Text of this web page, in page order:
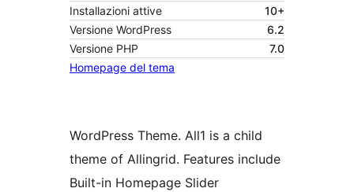
Installazioni attive
10+
Versione WordPress
6.2
Versione PHP
7.0
Homepage del tema
WordPress Theme. All1 is a child
theme of Allingrid. Features include
Built-in Homepage Slider